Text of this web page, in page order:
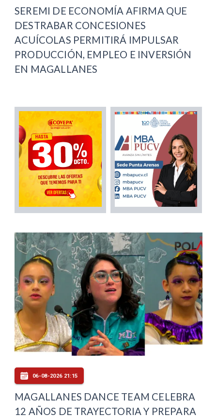
SEREMI DE ECONOMÍA AFIRMA QUE
DESTRABAR CONCESIONES
ACUÍCOLAS PERMITIRÁ IMPULSAR
PRODUCCIÓN, EMPLEO E INVERSIÓN
EN MAGALLANES
06-08-2026 21:15
MAGALLANES DANCE TEAM CELEBRA
12 AÑOS DE TRAYECTORIA Y PREPARA